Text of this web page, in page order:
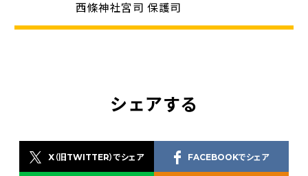
西條神社宮司 保護司
シェアする
X（旧TWITTER）でシェア FACEBOOKでシェア